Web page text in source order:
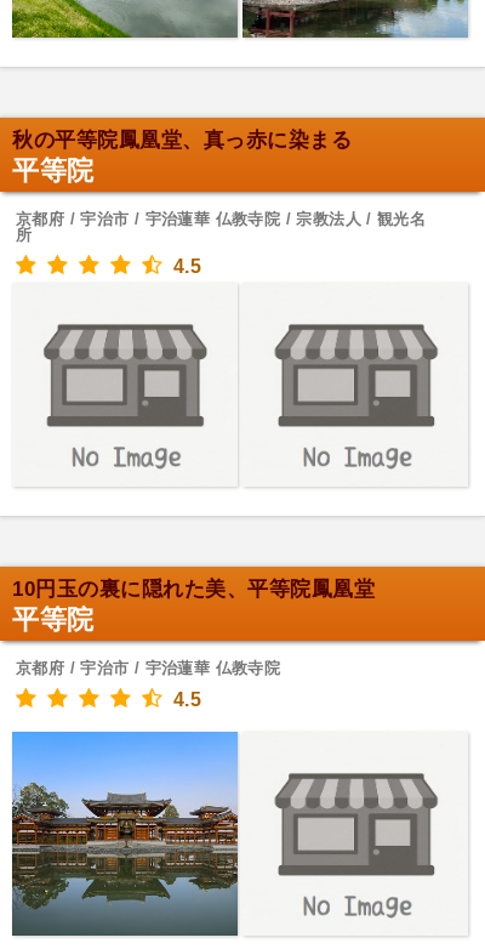
秋の平等院鳳凰堂、真っ赤に染まる
平等院
京都府 / 宇治市 / 宇治蓮華 仏教寺院 / 宗教法人 / 観光名
所
4.5
10円玉の裏に隠れた美、平等院鳳凰堂
平等院
京都府 / 宇治市 / 宇治蓮華 仏教寺院
4.5